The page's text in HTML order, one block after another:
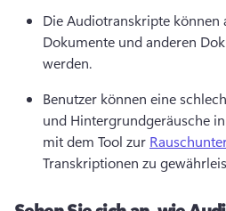
Die Audiotranskripte
Dokumente und anderen
werden.
Benutzer können eine
und Hintergrundgeräusche
mit dem Tool zur
Transkriptionen zu